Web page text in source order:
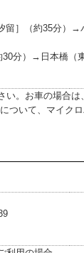
留］（約35分）
分）→日本橋
い。お車の場合
ついて、マイク